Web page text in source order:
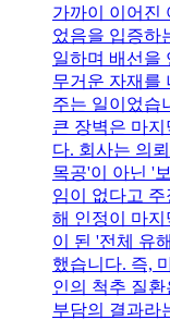
가까이 이어진
었음을 입증하
일하며 배선을
무거운 자재를
주는 일이었습
큰 장벽은 마
다. 회사는 의
목공'이 아닌 '
임이 없다고
해 인정이 마
이 된 '전체 유
했습니다. 즉,
인의 척추 질
부담의 결과라